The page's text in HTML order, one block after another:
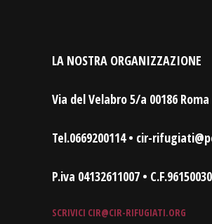
LA NOSTRA ORGANIZZAZIONE
Via del Velabro 5/a 00186 Roma
Tel.0669200114 • cir-
P.iva 04132611007 •
SCRIVICI CIR@CIR-RIFUGIATI.ORG